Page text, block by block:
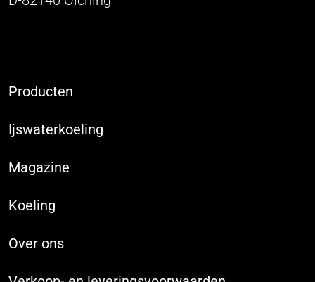
Producten
Ijswaterkoeling
Magazine
Koeling
Over ons